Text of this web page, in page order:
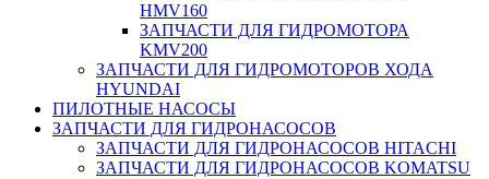
HMV160
ЗАПЧАСТИ ДЛЯ ГИДРОМОТОРА
KMV200
ЗАПЧАСТИ ДЛЯ ГИДРОМОТОРОВ ХОДА
HYUNDAI
ПИЛОТНЫЕ НАСОСЫ
ЗАПЧАСТИ ДЛЯ ГИДРОНАСОСОВ
ЗАПЧАСТИ ДЛЯ ГИДРОНАСОСОВ HITACHI
ЗАПЧАСТИ ДЛЯ ГИДРОНАСОСОВ KOMATSU